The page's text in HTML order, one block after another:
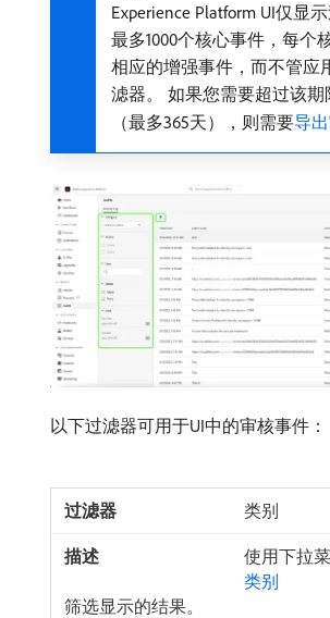
Experience Platform UI仅显
最多1000个核心事件，每个
相应的增强事件，而不管应
滤器。 如果您需要超过该期
（最多365天），则需要导
以下过滤器可用于UI中的审核事件：
类别
使用下拉
类别
筛选显示的结果。